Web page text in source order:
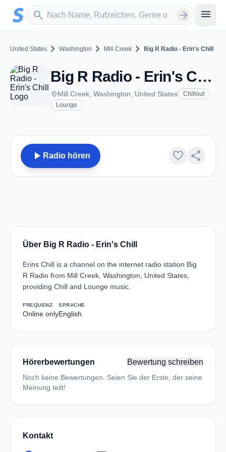
Zum Hauptinhalt springen
search
Sender suchen arrow_forward menu
United States chevron_right Washington chevron_right Mill Creek chevron_right Big R Radio - Erin's Chill
Big R Radio - Erin's Chill - Mill Creek, WA
placeMill Creek, Washington, United States
Chillout
Lounge
play_arrow Radio hören favorite share
Über Big R Radio - Erin's Chill
Erins Chill is a channel on the internet radio station Big
R Radio from Mill Creek, Washington, United States,
providing Chill and Lounge music.
FREQUENZ
Online only
SPRACHE
English
Hörerbewertungen Bewertung schreiben
Noch keine Bewertungen. Seien Sie der Erste, der seine
Meinung teilt!
Kontakt